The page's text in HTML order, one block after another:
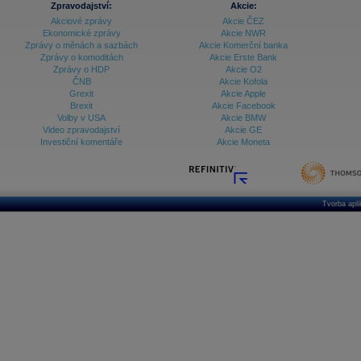
Archiv - Vývoj české koruny
Archiv analýz - Makroukazatele
Ceny průmyslových výrobců - Data a prognózy
Ceny průmyslových výrobců - Graf (ČR)
Ceny průmyslových výrobců - Kalendář (ČR)
Ceny průmyslových výrobců - Zpravodajství
Databanka - Ceny
Zpravodajství:
Akciové zprávy
Ekonomické zprávy
Zprávy o měnách a sazbách
Zprávy o komoditách
Zprávy o HDP
ČNB
Grexit
Brexit
Volby v USA
Video zpravodajství
Investiční komentáře
Akcie:
Akcie ČEZ
Akcie NWR
Akcie Komerční banka
Akcie Erste Bank
Akcie O2
Akcie Kofola
Akcie Apple
Akcie Facebook
Akcie BMW
Akcie GE
Akcie Moneta
Tvorba